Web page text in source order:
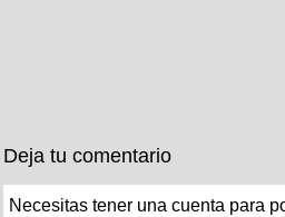
Deja tu comentario
Necesitas tener una cuenta para